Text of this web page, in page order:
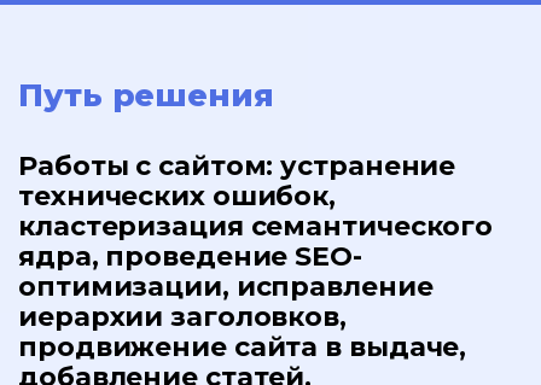
Путь решения
Работы с сайтом: устранение
технических ошибок,
кластеризация семантического
ядра, проведение SEO-
оптимизации, исправление
иерархии заголовков,
продвижение сайта в выдаче,
добавление статей.